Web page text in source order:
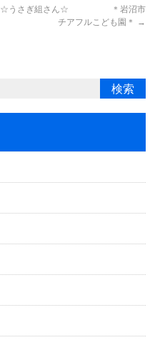
☆うさぎ組さん☆ ＊岩沼市
チアフルこども園＊
→